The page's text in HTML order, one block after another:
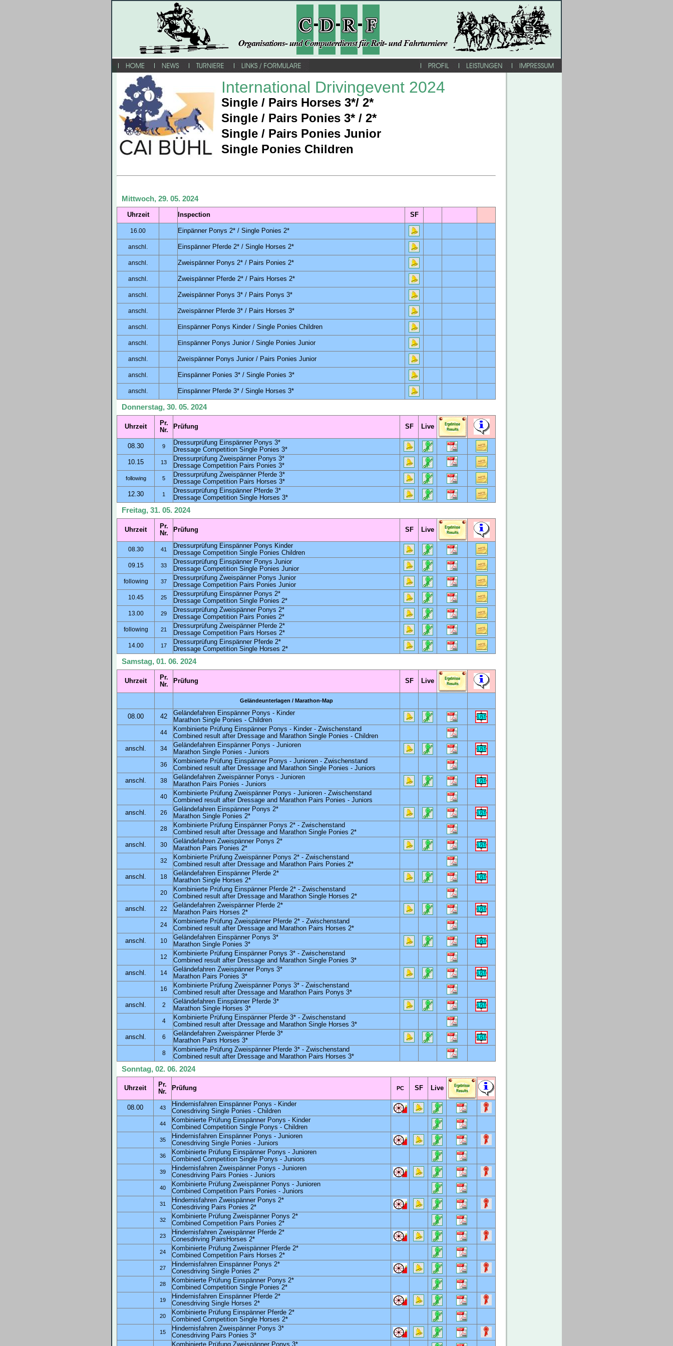
International Drivingevent 2024
Single / Pairs Horses 3*/ 2*
Single / Pairs Ponies 3* / 2*
Single / Pairs Ponies Junior
Single Ponies Children
Mittwoch, 29. 05. 2024
Uhrzeit Inspection SF
16.00 Einpänner Ponys 2* / Single Ponies 2*
anschl. Einspänner Pferde 2* / Single Horses 2*
anschl. Zweispänner Ponys 2* / Pairs Ponies 2*
anschl. Zweispänner Pferde 2* / Pairs Horses 2*
anschl. Zweispänner Ponys 3* / Pairs Ponys 3*
anschl. Zweispänner Pferde 3* / Pairs Horses 3*
anschl. Einspänner Ponys Kinder / Single Ponies Children
anschl. Einspänner Ponys Junior / Single Ponies Junior
anschl. Zweispänner Ponys Junior / Pairs Ponies Junior
anschl. Einspänner Ponies 3* / Single Ponies 3*
anschl. Einspänner Pferde 3* / Single Horses 3*
Donnerstag, 30. 05. 2024
Uhrzeit
Pr.
Nr.
Prüfung SF Live
08.30 9
Dressurprüfung Einspänner Ponys 3*
Dressage Competition Single Ponies 3*
10.15
13
Dressurprüfung Zweispänner Ponys 3*
Dressage Competition Pairs Ponies 3*
following 5
Dressurprüfung Zweispänner Pferde 3*
Dressage Competition Pairs Horses 3*
12.30
1
Dressurprüfung Einspänner Pferde 3*
Dressage Competition Single Horses 3*
Freitag, 31. 05. 2024
Uhrzeit
Pr.
Nr.
Prüfung SF Live
08.30 41
Dressurprüfung Einspänner Ponys Kinder
Dressage Competition Single Ponies Children
09.15 33
Dressurprüfung Einspänner Ponys Junior
Dressage Competition Single Ponies Junior
following 37
Dressurprüfung Zweispänner Ponys Junior
Dressage Competition Pairs Ponies Junior
10.45 25
Dressurprüfung Einspänner Ponys 2*
Dressage Competition Single Ponies 2*
13.00 29
Dressurprüfung Zweispänner Ponys 2*
Dressage Competition Pairs Ponies 2*
following 21
Dressurprüfung Zweispänner Pferde 2*
Dressage Competition Pairs Horses 2*
14.00 17
Dressurprüfung Einspänner Pferde 2*
Dressage Competition Single Horses 2*
Samstag, 01. 06. 2024
Uhrzeit
Pr.
Nr.
Prüfung SF Live
Geländeunterlagen / Marathon-Map
08.00 42
Geländefahren Einspänner Ponys - Kinder
Marathon Single Ponies - Children
44 Kombinierte Prüfung Einspänner Ponys - Kinder - Zwischenstand
Combined result after Dressage and Marathon Single Ponies - Children
anschl.
34
Geländefahren Einspänner Ponys - Junioren
Marathon Single Ponies - Juniors
36 Kombinierte Prüfung Einspänner Ponys - Junioren - Zwischenstand
Combined result after Dressage and Marathon Single Ponies - Juniors
anschl.
38
Geländefahren Zweispänner Ponys - Junioren
Marathon Pairs Ponies - Juniors
40 Kombinierte Prüfung Zweispänner Ponys - Junioren - Zwischenstand
Combined result after Dressage and Marathon Pairs Ponies - Juniors
anschl.
26
Geländefahren Einspänner Ponys 2*
Marathon Single Ponies 2*
28 Kombinierte Prüfung Einspänner Ponys 2* - Zwischenstand
Combined result after Dressage and Marathon Single Ponies 2*
anschl.
30
Geländefahren Zweispänner Ponys 2*
Marathon Pairs Ponies 2*
32 Kombinierte Prüfung Zweispänner Ponys 2* - Zwischenstand
Combined result after Dressage and Marathon Pairs Ponies 2*
anschl.
18
Geländefahren Einspänner Pferde 2*
Marathon Single Horses 2*
20 Kombinierte Prüfung Einspänner Pferde 2* - Zwischenstand
Combined result after Dressage and Marathon Single Horses 2*
anschl.
22
Geländefahren Zweispänner Pferde 2*
Marathon Pairs Horses 2*
24 Kombinierte Prüfung Zweispänner Pferde 2* - Zwischenstand
Combined result after Dressage and Marathon Pairs Horses 2*
anschl.
10
Geländefahren Einspänner Ponys 3*
Marathon Single Ponies 3*
12 Kombinierte Prüfung Einspänner Ponys 3* - Zwischenstand
Combined result after Dressage and Marathon Single Ponies 3*
anschl.
14
Geländefahren Zweispänner Ponys 3*
Marathon Pairs Ponies 3*
16 Kombinierte Prüfung Zweispänner Ponys 3* - Zwischenstand
Combined result after Dressage and Marathon Pairs Ponys 3*
anschl.
2
Geländefahren Einspänner Pferde 3*
Marathon Single Horses 3*
4 Kombinierte Prüfung Einspänner Pferde 3* - Zwischenstand
Combined result after Dressage and Marathon Single Horses 3*
anschl.
6
Geländefahren Zweispänner Pferde 3*
Marathon Pairs Horses 3*
8 Kombinierte Prüfung Zweispänner Pferde 3* - Zwischenstand
Combined result after Dressage and Marathon Pairs Horses 3*
Sonntag, 02. 06. 2024
Uhrzeit
Pr.
Nr.
Prüfung PC SF Live
08.00 43
Hindernisfahren Einspänner Ponys - Kinder
Conesdriving Single Ponies - Children
44
Kombinierte Prüfung Einspänner Ponys - Kinder
Combined Competition Single Ponys - Children
35
Hindernisfahren Einspänner Ponys - Junioren
Conesdriving Single Ponies - Juniors
36
Kombinierte Prüfung Einspänner Ponys - Junioren
Combined Competition Single Ponys - Juniors
39
Hindernisfahren Zweispänner Ponys - Junioren
Conesdriving Pairs Ponies - Juniors
40
Kombinierte Prüfung Zweispänner Ponys - Junioren
Combined Competition Pairs Ponies - Juniors
31
Hindernisfahren Zweispänner Ponys 2*
Conesdriving Pairs Ponies 2*
32
Kombinierte Prüfung Zweispänner Ponys 2*
Combined Competition Pairs Ponies 2*
23
Hindernisfahren Zweispänner Pferde 2*
Conesdriving PairsHorses 2*
24
Kombinierte Prüfung Zweispänner Pferde 2*
Combined Competition Pairs Horses 2*
27
Hindernisfahren Einspänner Ponys 2*
Conesdriving Single Ponies 2*
28
Kombinierte Prüfung Einspänner Ponys 2*
Combined Competition Single Ponies 2*
19
Hindernisfahren Einspänner Pferde 2*
Conesdriving Single Horses 2*
20
Kombinierte Prüfung Einspänner Pferde 2*
Combined Competition Single Horses 2*
15
Hindernisfahren Zweispänner Ponys 3*
Conesdriving Pairs Ponies 3*
Kombinierte Prüfung Zweispänner Ponys 3*